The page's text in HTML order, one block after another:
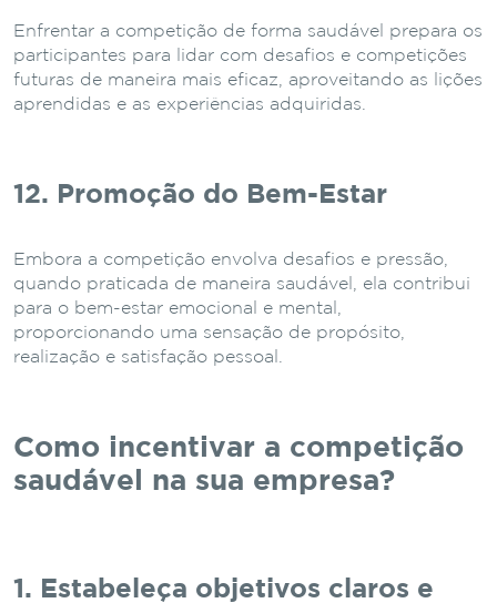
Enfrentar a competição de forma saudável prepara os
participantes para lidar com desafios e competições
futuras de maneira mais eficaz, aproveitando as lições
aprendidas e as experiências adquiridas.
12. Promoção do Bem-Estar
Embora a competição envolva desafios e pressão,
quando praticada de maneira saudável, ela contribui
para o bem-estar emocional e mental,
proporcionando uma sensação de propósito,
realização e satisfação pessoal.
Como incentivar a competição
saudável na sua empresa?
1. Estabeleça objetivos claros e